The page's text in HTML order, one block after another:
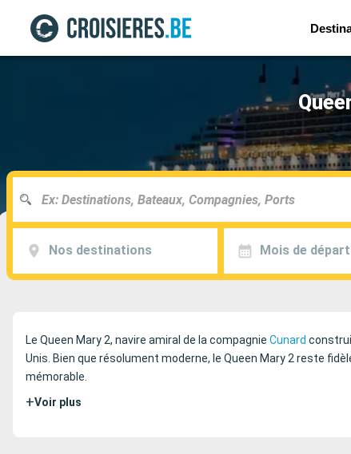
Nos destinations Mois de départ
Le Queen Mary 2, navire amiral de la compagnie Cunard
Unis. Bien que résolument moderne, le Queen Mary 2 reste
mémorable.
+Voir plus